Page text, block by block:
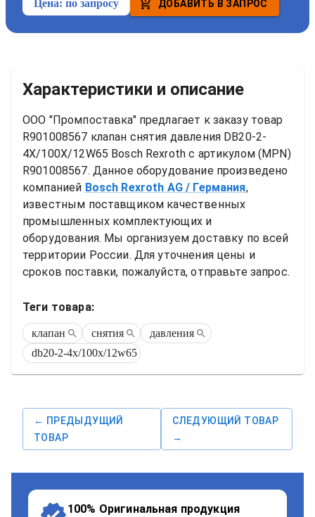
Цена: по запросу ДОБАВИТЬ В ЗАПРОС
Характеристики и описание
ООО "Промпоставка" предлагает к заказу товар
R901008567 клапан снятия давления DB20-2-
4X/100X/12W65 Bosch Rexroth
с артикулом (MPN)
R901008567. Данное оборудование произведено
компанией Bosch Rexroth AG / Германия,
известным поставщиком качественных
промышленных комплектующих и
оборудования. Мы организуем доставку по всей
территории России. Для уточнения цены и
сроков поставки, пожалуйста, отправьте запрос.
Теги товара:
клапан снятия
давления
db20-2-4x/100x/12w65
← ПРЕДЫДУЩИЙ
ТОВАР
СЛЕДУЮЩИЙ ТОВАР
→
100% Оригинальная продукция